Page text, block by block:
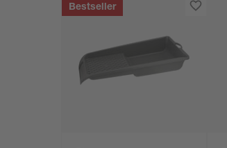
Bestseller